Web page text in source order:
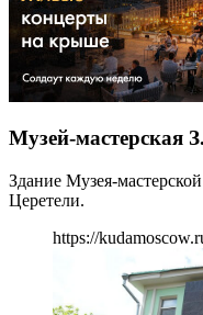
Музей-мастерская
Здание Музея-
Церетели.
https://